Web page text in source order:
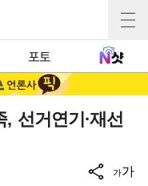
포토
선거연기·재선
가가